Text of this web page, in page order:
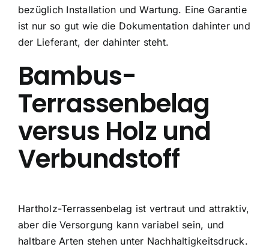
bezüglich Installation und Wartung. Eine Garantie
ist nur so gut wie die Dokumentation dahinter und
der Lieferant, der dahinter steht.
Bambus-
Terrassenbelag
versus Holz und
Verbundstoff
Hartholz-Terrassenbelag ist vertraut und attraktiv,
aber die Versorgung kann variabel sein, und
haltbare Arten stehen unter Nachhaltigkeitsdruck.